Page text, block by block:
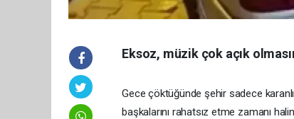
Eksoz, müzik çok açık
Gece çöktüğünde şehir sadece
başkalarını rahatsız etme zamanı